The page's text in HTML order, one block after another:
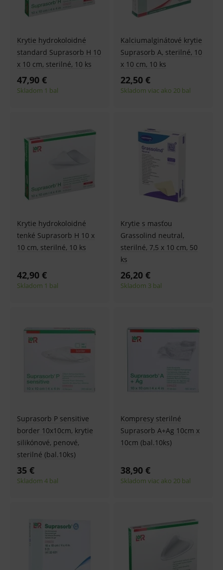
Krytie hydrokoloidné
standard Suprasorb H 10
x 10 cm, sterilné, 10 ks
47,90 €
Skladom 1 bal
Kalciumalginátové krytie
Suprasorb A, sterilné, 10
x 10 cm, 10 ks
22,50 €
Skladom viac ako 20 bal
Krytie hydrokoloidné
tenké Suprasorb H 10 x
10 cm, sterilné, 10 ks
42,90 €
Skladom 1 bal
Krytie s masťou
Grassolind neutral,
sterilné, 7,5 x 10 cm, 50
ks
26,20 €
Skladom 3 bal
Suprasorb P sensitive
border 10x10cm, krytie
silikónové, penové,
sterilné (bal.10ks)
35 €
Skladom 4 bal
Kompresy sterilné
Suprasorb A+Ag 10cm x
10cm (bal.10ks)
38,90 €
Skladom viac ako 20 bal